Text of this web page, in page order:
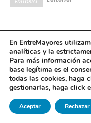
EDITORIAL
Las familias ante
Interministerial
Opinión
Por Jesús Rodrigo, director
Alzheimer y otras
En EntreMayores
analíticas y la
Para más información
base legítima es el
todas las cookies, haga
gestionarlas, haga click
Aceptar Rechazar